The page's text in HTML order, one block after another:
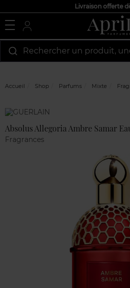
Livraison offerte
Rechercher un produit,
Accueil Shop Parfums Mixte
Marque
Absolus Allegoria Ambre Samar
Fragrances